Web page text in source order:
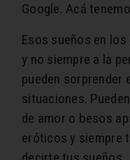
Google. Acá
Esos sueños en
y no siempre a la
pueden sorprender
situaciones.
de amor o besos
eróticos y siempre